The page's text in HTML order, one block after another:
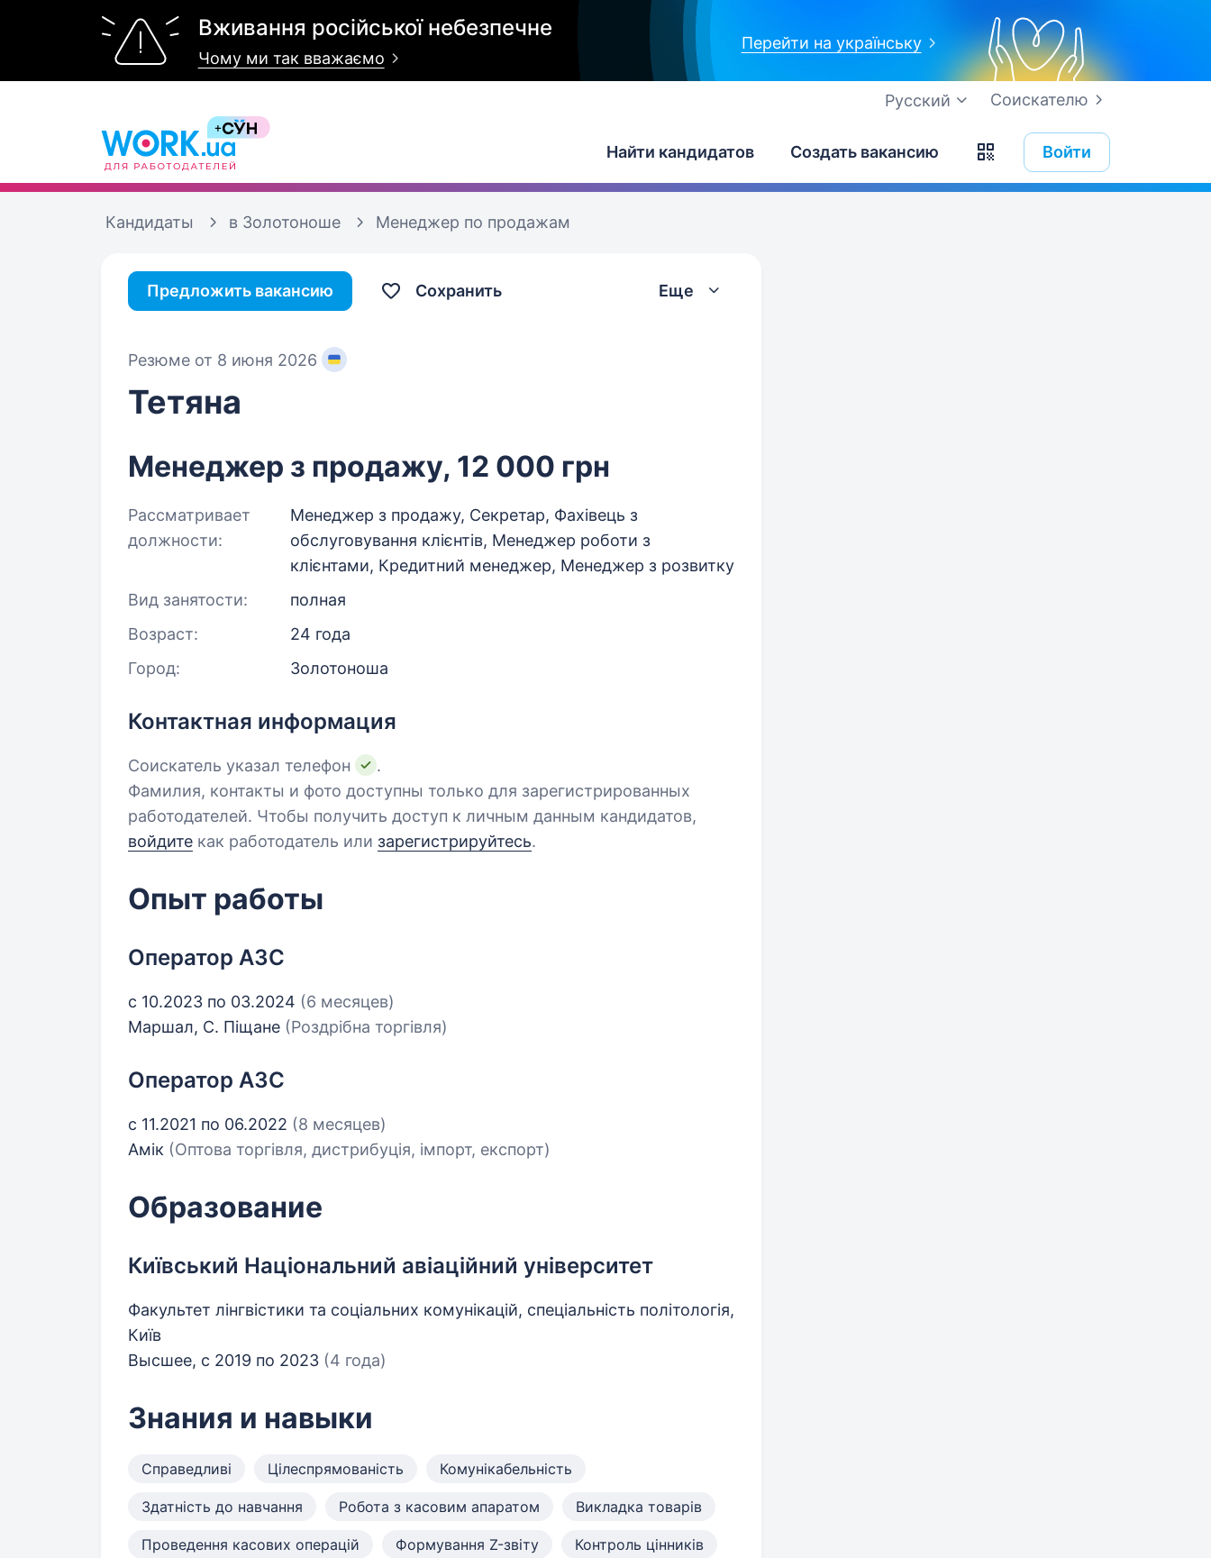
Вживання російської небезпечне
Чому ми так вважаємо
Перейти на українську
Соискателю
Русский
Найти кандидатов Создать вакансию Войти
Кандидаты в Золотоноше Менеджер по продажам
Предложить вакансию Сохранить Еще
Резюме от 8 июня 2026
Тетяна
Менеджер з продажу, 12 000 грн
Рассматривает
должности:
Менеджер з продажу, Секретар, Фахівець з
обслуговування клієнтів, Менеджер роботи з
клієнтами, Кредитний менеджер, Менеджер з розвитку
Вид занятости:
полная
Возраст:
24 года
Город:
Золотоноша
Контактная информация
Соискатель указал телефон
.
Фамилия, контакты и фото доступны только для зарегистрированных
работодателей. Чтобы получить доступ к личным данным кандидатов,
войдите как работодатель или зарегистрируйтесь.
Опыт работы
Оператор АЗС
с 10.2023 по 03.2024 (6 месяцев)
Маршал, С. Піщане (Роздрібна торгівля)
Оператор АЗС
с 11.2021 по 06.2022 (8 месяцев)
Амік (Оптова торгівля, дистрибуція, імпорт, експорт)
Образование
Київський Національний авіаційний університет
Факультет лінгвістики та соціальних комунікацій, спеціальність політологія,
Київ
Высшее, с 2019 по 2023 (4 года)
Знания и навыки
Справедливі Цілеспрямованість Комунікабельність
Здатність до навчання Робота з касовим апаратом Викладка товарів
Проведення касових операцій Формування Z-звіту Контроль цінників